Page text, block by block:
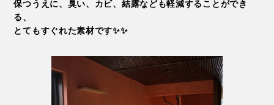
保つうえに、臭い、カビ、結露なども軽減することができ
る、
とてもすぐれた素材です✨✨